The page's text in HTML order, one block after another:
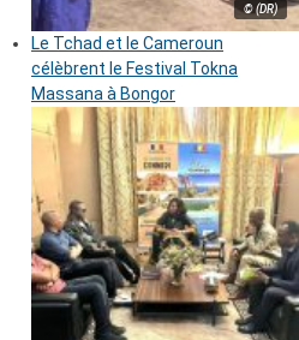
© (DR)
Le Tchad et le Cameroun
célèbrent le Festival Tokna
Massana à Bongor